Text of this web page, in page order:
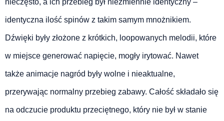
nieczęsto, a ich przebieg był niezmiennie identyczny –
identyczna ilość spinów z takim samym mnożnikiem.
Dźwięki były złożone z krótkich, loopowanych melodii, które
w miejsce generować napięcie, mogły irytować. Nawet
także animacje nagród były wolne i nieaktualne,
przerywając normalny przebieg zabawy. Całość składało się
na odczucie produktu przeciętnego, który nie był w stanie